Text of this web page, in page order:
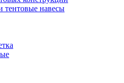
тентовые навесы